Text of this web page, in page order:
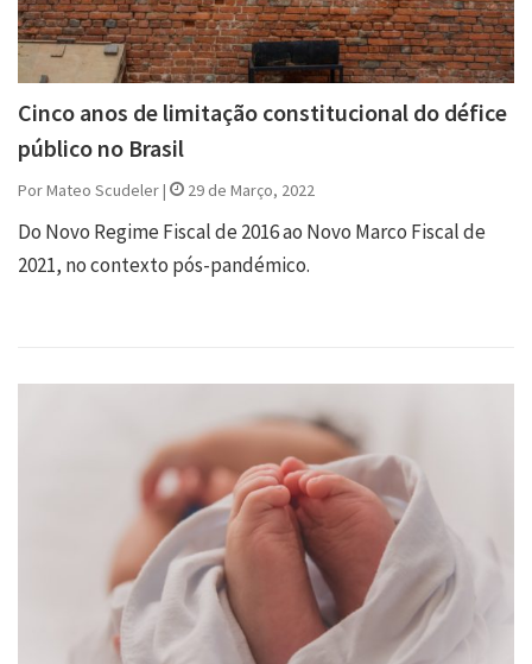
Cinco anos de limitação constitucional do défice
público no Brasil
Por Mateo Scudeler | 29 de Março, 2022
Do Novo Regime Fiscal de 2016 ao Novo Marco Fiscal de
2021, no contexto pós-pandémico.